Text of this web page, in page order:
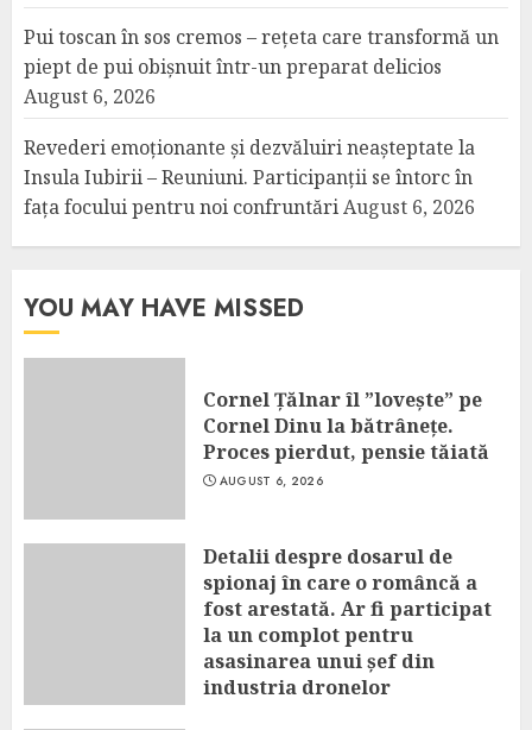
Pui toscan în sos cremos – rețeta care transformă un
piept de pui obișnuit într-un preparat delicios
August 6, 2026
Revederi emoționante și dezvăluiri neașteptate la
Insula Iubirii – Reuniuni. Participanții se întorc în
fața focului pentru noi confruntăriAugust 6, 2026
YOU MAY HAVE MISSED
Cornel Țălnar îl ”lovește” pe
Cornel Dinu la bătrânețe.
Proces pierdut, pensie tăiată
AUGUST 6, 2026
Detalii despre dosarul de
spionaj în care o româncă a
fost arestată. Ar fi participat
la un complot pentru
asasinarea unui șef din
industria dronelor